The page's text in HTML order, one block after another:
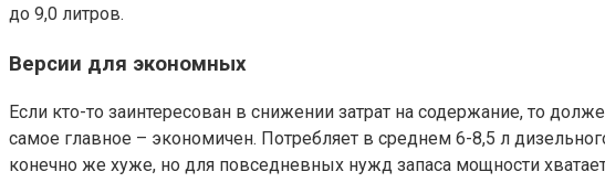
до 9,0 литров.
Версии для экономных
Если кто-то заинтересован в снижении затрат на содержание, то
самое главное – экономичен. Потребляет в среднем 6-8,5 л
конечно же хуже, но для повседневных нужд запаса мощности